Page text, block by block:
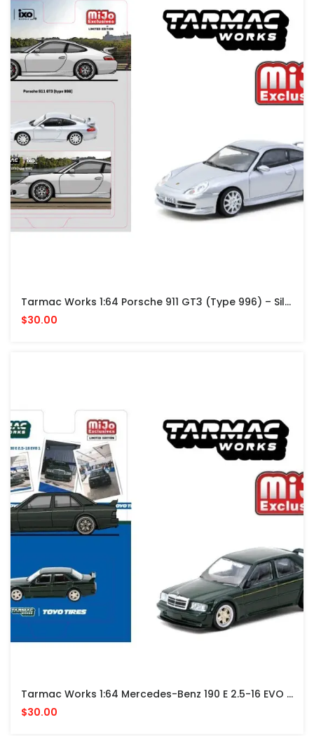
Tarmac Works 1:64 Porsche 911 GT3 (Type 996) – Silver- Global64 – Mijo Exclusives
$30.00
Tarmac Works 1:64 Mercedes-Benz 190 E 2.5-16 EVO 1 TOYO TIRES – Black – MiJo Exclusives Limited Edition
$30.00